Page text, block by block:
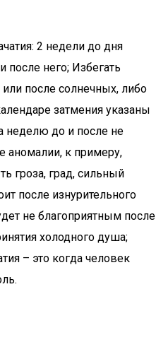
2 недели до дня
него; Избегать
после солнечных, либо
затмения указаны
неделю до и после не
аномалии, к примеру,
гроза, град, сильный
после изнурительного
не благоприятным после
холодного душа;
– это когда человек